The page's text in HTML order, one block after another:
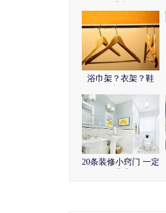
浴巾架？衣架？鞋
20条装修小窍门 一定